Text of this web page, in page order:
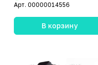
Арт. 00000014556
В корзину